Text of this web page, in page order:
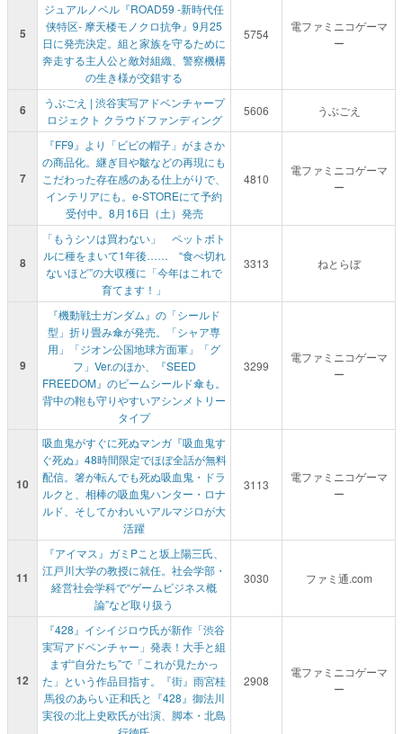
5
ジュアルノベル『ROAD59 -新時代任
侠特区- 摩天楼モノクロ抗争』9月25
日に発売決定。組と家族を守るために
奔走する主人公と敵対組織、警察機構
の生き様が交錯する
5754
電ファミニコゲーマ
ー
6
うぶごえ | 渋谷実写アドベンチャープ
ロジェクト クラウドファンディング
5606 うぶごえ
7
『FF9』より「ビビの帽子」がまさか
の商品化。継ぎ目や皺などの再現にも
こだわった存在感のある仕上がりで、
インテリアにも。e-STOREにて予約
受付中。8月16日（土）発売
4810
電ファミニコゲーマ
ー
8
「もうシソは買わない」 ペットボト
ルに種をまいて1年後…… “食べ切れ
ないほど”の大収穫に「今年はこれで
育てます！」
3313 ねとらぼ
9
『機動戦士ガンダム』の「シールド
型」折り畳み傘が発売。「シャア専
用」「ジオン公国地球方面軍」「グ
フ」Ver.のほか、『SEED
FREEDOM』のビームシールド傘も。
背中の鞄も守りやすいアシンメトリー
タイプ
3299
電ファミニコゲーマ
ー
10
吸血鬼がすぐに死ぬマンガ『吸血鬼す
ぐ死ぬ』48時間限定でほぼ全話が無料
配信。箸が転んでも死ぬ吸血鬼・ドラ
ルクと、相棒の吸血鬼ハンター・ロナ
ルド、そしてかわいいアルマジロが大
活躍
3113
電ファミニコゲーマ
ー
11
『アイマス』ガミPこと坂上陽三氏、
江戸川大学の教授に就任。社会学部・
経営社会学科で“ゲームビジネス概
論”など取り扱う
3030 ファミ通.com
12
『428』イシイジロウ氏が新作「渋谷
実写アドベンチャー」発表！大手と組
まず“自分たち”で「これが見たかっ
た」という作品目指す。『街』雨宮桂
馬役のあらい正和氏と『428』御法川
実役の北上史欧氏が出演、脚本・北島
2908
電ファミニコゲーマ
ー